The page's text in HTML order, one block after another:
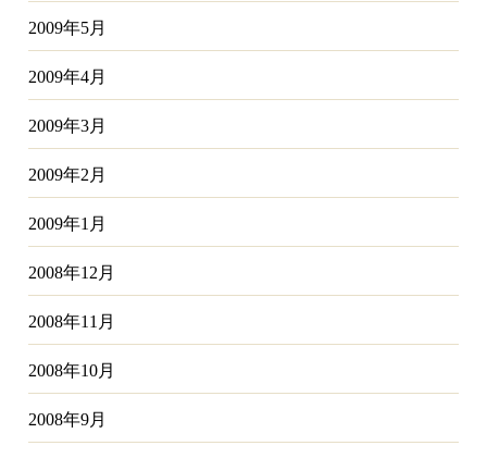
2009年5月
2009年4月
2009年3月
2009年2月
2009年1月
2008年12月
2008年11月
2008年10月
2008年9月